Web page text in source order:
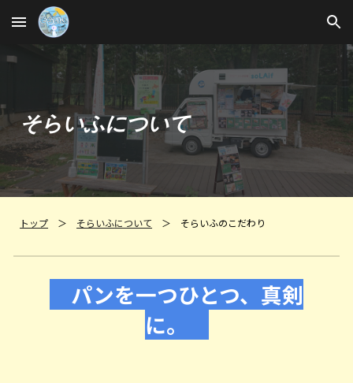
Skip to main content Skip to navigation
そらいふについて
トップ ＞ そらいふについて ＞ そらいふのこだわり
パンを一つひとつ、 真剣
に。